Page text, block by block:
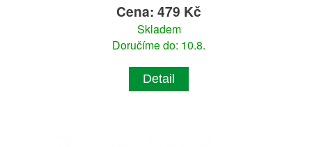
Cena: 479 Kč
Skladem
Doručíme do: 10.8.
Detail